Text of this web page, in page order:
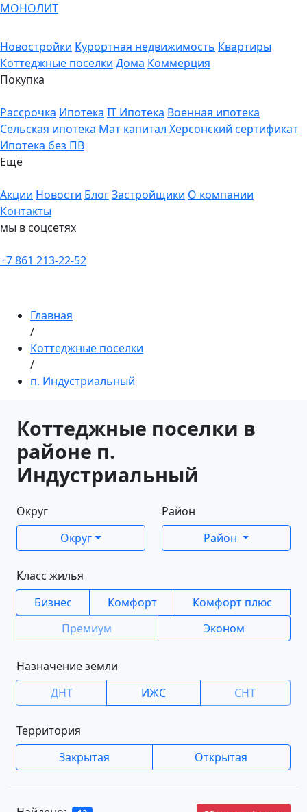
МОНОЛИТ
Новостройки Курортная недвижимость Квартиры
Коттеджные поселки Дома Коммерция
Покупка
Рассрочка Ипотека IT Ипотека Военная ипотека
Сельская ипотека Мат капитал Херсонский сертификат
Ипотека без ПВ
Ещё
Акции Новости БлогЗастройщики О компании
Контакты
мы в соцсетях
+7 861 213-22-52
Главная
/
Коттеджные поселки
/
п. Индустриальный
Коттеджные поселки в
районе п.
Индустриальный
Округ
Округ
Район
Район
Класс жилья
Бизнес
Комфорт
Комфорт плюс
Премиум
Эконом
Назначение земли
ДНТ
ИЖС СНТ
Территория
Закрытая
Открытая